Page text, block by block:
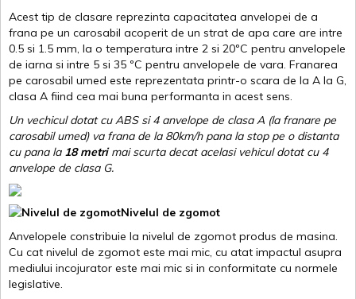
Acest tip de clasare reprezinta capacitatea anvelopei de a
frana pe un carosabil acoperit de un strat de apa care are intre
0.5 si 1.5 mm, la o temperatura intre 2 si 20ºC pentru anvelopele
de iarna si intre 5 si 35 ºC pentru anvelopele de vara. Franarea
pe carosabil umed este reprezentata printr-o scara de la A la G,
clasa A fiind cea mai buna performanta in acest sens.
Un vechicul dotat cu ABS si 4 anvelope de clasa A (la franare pe
carosabil umed) va frana de la 80km/h pana la stop pe o distanta
cu pana la 18 metrimai scurta decat acelasi vehicul dotat cu 4
anvelope de clasa G.
Nivelul de zgomot
Anvelopele constribuie la nivelul de zgomot produs de masina.
Cu cat nivelul de zgomot este mai mic, cu atat impactul asupra
mediului incojurator este mai mic si in conformitate cu normele
legislative.